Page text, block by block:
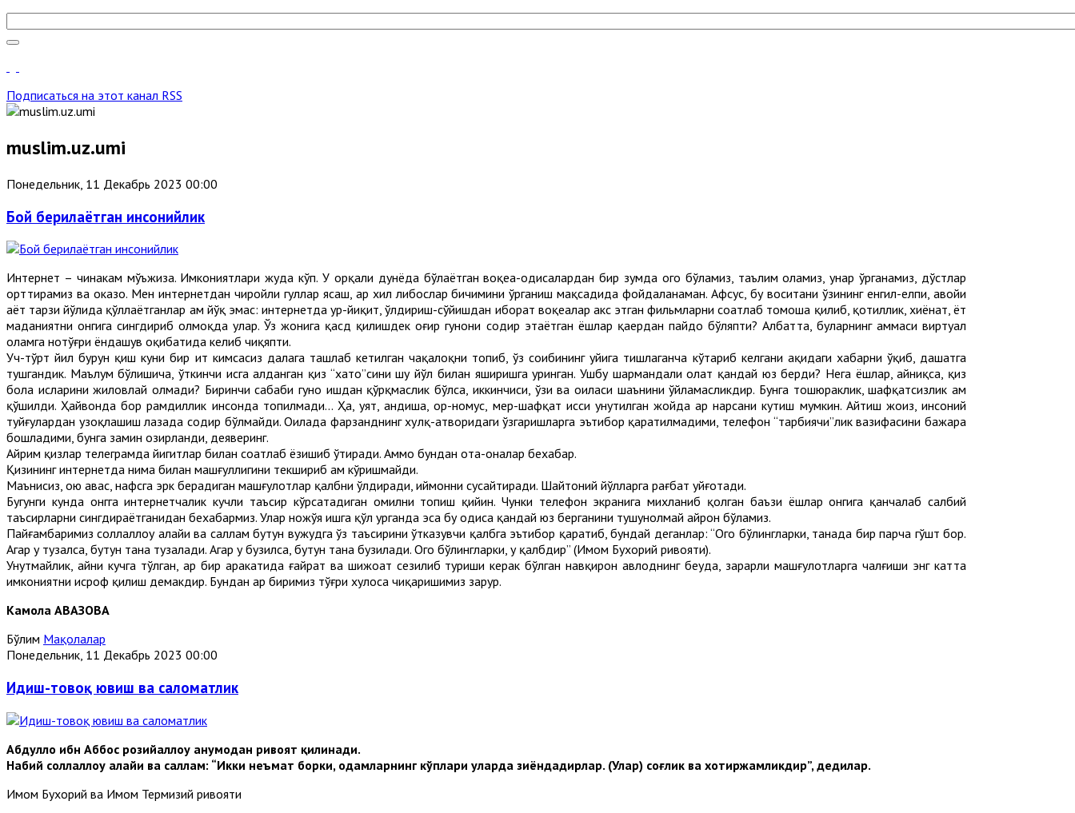
Подписаться на этот канал RSS
muslim.uz.umi
Понедельник, 11 Декабрь 2023 00:00
Бой берилаётган инсонийлик
Интернет – чинакам мўъжиза. Имкониятлари жуда кўп. У орқали дунёда бўлаётган воқеа-ҳодисалардан бир зумда огоҳ бўламиз, таълим оламиз, ҳунар ўрганамиз, дўстлар
орттирамиз ва ҳоказо. Мен интернетдан чиройли гуллар ясаш, ҳар хил либослар бичимини ўрганиш мақсадида фойдаланаман. Афсус, бу воситани ўзининг енгил-елпи, ҳавойи
ҳаёт тарзи йўлида қўллаётганлар ҳам йўқ эмас: интернетда ур-йиқит, ўлдириш-сўйишдан иборат воқеалар акс этган фильмларни соатлаб томоша қилиб, қотиллик, хиёнат, ёт
маданиятни онгига сингдириб олмоқда улар. Ўз жонига қасд қилишдек оғир гуноҳни содир этаётган ёшлар қаердан пайдо бўляпти? Албатта, буларнинг ҳаммаси виртуал
оламга нотўғри ёндашув оқибатида келиб чиқяпти.
Уч-тўрт йил бурун қиш куни бир ит кимсасиз далага ташлаб кетилган чақалоқни топиб, ўз соҳибининг уйига тишлаганча кўтариб келгани ҳақидаги хабарни ўқиб, даҳшатга
тушгандик. Маълум бўлишича, ўткинчи ҳисга алданган қиз “хато”сини шу йўл билан яширишга уринган. Ушбу шармандали ҳолат қандай юз берди? Нега ёшлар, айниқса, қиз
бола ҳисларини жиловлай олмади? Биринчи сабаби гуноҳ ишдан қўрқмаслик бўлса, иккинчиси, ўзи ва оиласи шаънини ўйламасликдир. Бунга тошюраклик, шафқатсизлик ҳам
қўшилди. Ҳайвонда бор раҳмдиллик инсонда топилмади... Ҳа, уят, андиша, ор-номус, меҳр-шафқат ҳисси унутилган жойда ҳар нарсани кутиш мумкин. Айтиш жоиз, инсоний
туйғулардан узоқлашиш лаҳзада содир бўлмайди. Оилада фарзанднинг хулқ-атворидаги ўзгаришларга эътибор қаратилмадими, телефон “тарбиячи”лик вазифасини бажара
бошладими, бунга замин ҳозирланди, деяверинг.
Айрим қизлар телеграмда йигитлар билан соатлаб ёзишиб ўтиради. Аммо бундан ота-оналар бехабар.
Қизининг интернетда нима билан машғуллигини текшириб ҳам кўришмайди.
Маънисиз, ҳою ҳавас, нафсга эрк берадиган машғулотлар қалбни ўлдиради, иймонни сусайтиради. Шайтоний йўлларга рағбат уйғотади.
Бугунги кунда онгга интернетчалик кучли таъсир кўрсатадиган омилни топиш қийин. Чунки телефон экранига михланиб қолган баъзи ёшлар онгига қанчалаб салбий
таъсирларни сингдираётганидан бехабармиз. Улар ножўя ишга қўл урганда эса бу ҳодиса қандай юз берганини тушунолмай ҳайрон бўламиз.
Пайғамбаримиз соллаллоҳу алайҳи ва саллам бутун вужудга ўз таъсирини ўтказувчи қалбга эътибор қаратиб, бундай деганлар: “Огоҳ бўлингларки, танада бир парча гўшт бор.
Агар у тузалса, бутун тана тузалади. Агар у бузилса, бутун тана бузилади. Огоҳ бўлингларки, у қалбдир” (Имом Бухорий ривояти).
Унутмайлик, айни кучга тўлган, ҳар бир ҳаракатида ғайрат ва шижоат сезилиб туриши керак бўлган навқирон авлоднинг беҳуда, зарарли машғулотларга чалғиши энг катта
имкониятни исроф қилиш демакдир. Бундан ҳар биримиз тўғри хулоса чиқаришимиз зарур.
Камола АВАЗОВА
Бўлим Мақолалар
Понедельник, 11 Декабрь 2023 00:00
Идиш-товоқ ювиш ва саломатлик
Абдуллоҳ ибн Аббос розийаллоҳу анҳумодан ривоят қилинади.
Набий соллаллоҳу алайҳи ва саллам: “Икки неъмат борки, одамларнинг кўплари уларда зиёндадирлар. (Улар) соғлик ва хотиржамликдир”, дедилар.
Имом Бухорий ва Имом Термизий ривояти